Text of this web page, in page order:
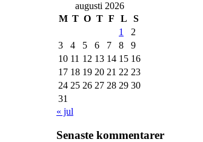
augusti 2026
M T O T F L
S
1
2
3
4 5 6 7 8
9
10 11 12 13 14 15 16
17 18 19 20 21 22 23
24 25 26 27 28 29 30
31
« jul
Senaste kommentarer